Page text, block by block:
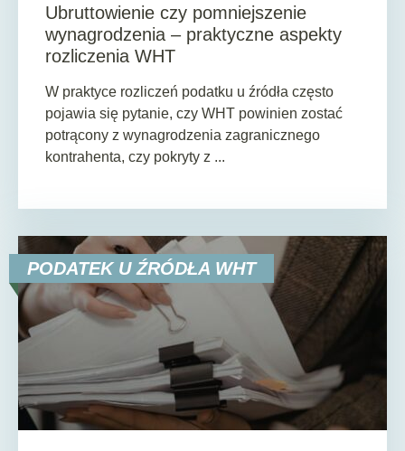
Ubruttowienie czy pomniejszenie
wynagrodzenia – praktyczne aspekty
rozliczenia WHT
W praktyce rozliczeń podatku u źródła często
pojawia się pytanie, czy WHT powinien zostać
potrącony z wynagrodzenia zagranicznego
kontrahenta, czy pokryty z ...
PODATEK U ŹRÓDŁA WHT